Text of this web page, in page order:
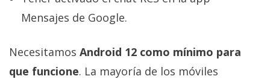
Mensajes de Google.
Necesitamos Android 12 como mínimo para
que funcione. La mayoría de los móviles